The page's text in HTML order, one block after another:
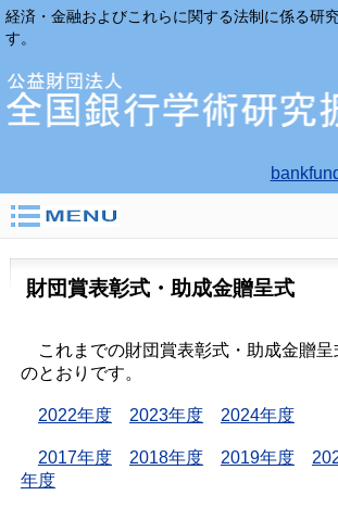
経済・金融およびこれらに関する法制に係る研
す。
財団賞表彰式・助成金贈呈式
これまでの財団賞表彰式・助成金贈呈
のとおりです。
2022年度 2023年度 2024年度
2017年度 2018年度 2019年度
年度